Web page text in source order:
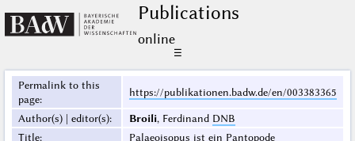
Publications
online
☰
Permalink to this
page:
https://publikationen.badw.de/en/003383365
Author(s) | editor(s): Broili, Ferdinand DNB
Title:
Palaeoisopus ist ein Pantopode